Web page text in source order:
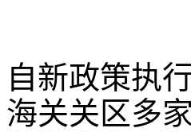
自新政策执
海关关区多